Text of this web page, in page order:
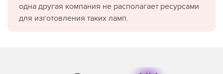
одна другая компания не располагает ресурсами
для изготовления таких ламп.